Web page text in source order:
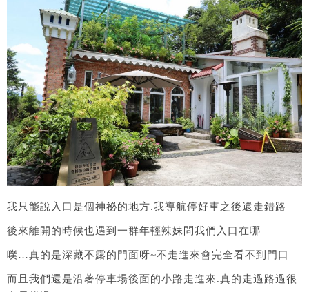
我只能說入口是個神祕的地方.我導航停好車之後還走錯路
後來離開的時候也遇到一群年輕辣妹問我們入口在哪
噗…真的是深藏不露的門面呀~不走進來會完全看不到門口
而且我們還是沿著停車場後面的小路走進來.真的走過路過很